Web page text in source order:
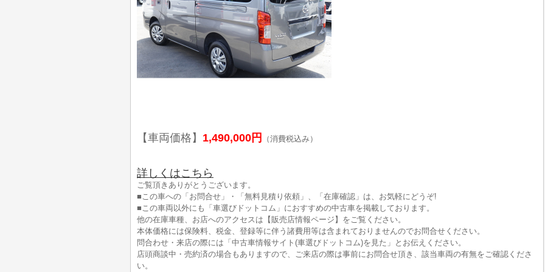
【車両価格】 1,490,000円 （消費税込み）
詳しくはこちら
ご覧頂きありがとうございます。
■この車への「お問合せ」・「無料見積り依頼」、「在庫確認」は、お気軽にどうぞ!
■この車両以外にも「車選びドットコム」におすすめの中古車を掲載しております。
他の在庫車種、お店へのアクセスは【販売店情報ページ】をご覧ください。
本体価格には保険料、税金、登録等に伴う諸費用等は含まれておりませんのでお問合せください。
問合わせ・来店の際には「中古車情報サイト(車選びドットコム)を見た」とお伝えください。
店頭商談中・売約済の場合もありますので、ご来店の際は事前にお問合せ頂き、該当車両の有無をご確認くださ
い。